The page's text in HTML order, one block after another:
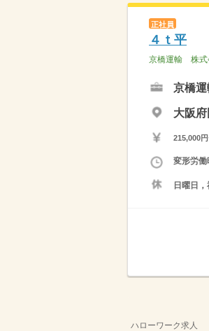
正社員
４ｔ平
京橋運輸 株式
京橋
大阪
215,000
変形労
日曜日
ハローワーク求人